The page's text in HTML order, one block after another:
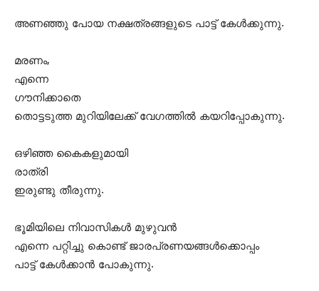
അണഞ്ഞു പോയ നക്ഷത്രങ്ങളുടെ പാട്ട് കേള്‍ക്കുന്നു.
മരണം,
എന്നെ
ഗൗനിക്കാതെ
തൊട്ടടുത്ത മുറിയിലേക്ക് വേഗത്തില്‍ കയറിപ്പോകുന്നു.
ഒഴിഞ്ഞ കൈകളുമായി
രാത്രി
ഇരുണ്ടു തീരുന്നു.
ഭൂമിയിലെ നിവാസികള്‍ മുഴുവന്‍
എന്നെ പറ്റിച്ചു കൊണ്ട് ജാരപ്രണയങ്ങള്‍ക്കൊപ്പം
പാട്ട് കേള്‍ക്കാന്‍ പോകുന്നു.